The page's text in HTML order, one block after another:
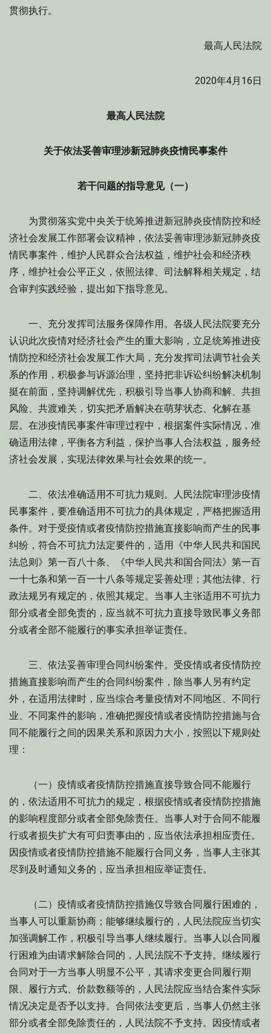
贯彻执行。
最高人民法院
2020年4月16日
最高人民法院
关于依法妥善审理涉新冠肺炎疫情民事案件
若干问题的指导意见（一）
为贯彻落实党中央关于统筹推进新冠肺炎疫情防控和经
济社会发展工作部署会议精神，依法妥善审理涉新冠肺炎疫
情民事案件，维护人民群众合法权益，维护社会和经济秩
序，维护社会公平正义，依照法律、司法解释相关规定，结
合审判实践经验，提出如下指导意见。
一、充分发挥司法服务保障作用。各级人民法院要充分
认识此次疫情对经济社会产生的重大影响，立足统筹推进疫
情防控和经济社会发展工作大局，充分发挥司法调节社会关
系的作用，积极参与诉源治理，坚持把非诉讼纠纷解决机制
挺在前面，坚持调解优先，积极引导当事人协商和解、共担
风险、共渡难关，切实把矛盾解决在萌芽状态、化解在基
层。在涉疫情民事案件审理过程中，根据案件实际情况，准
确适用法律，平衡各方利益，保护当事人合法权益，服务经
济社会发展，实现法律效果与社会效果的统一。
二、依法准确适用不可抗力规则。人民法院审理涉疫情
民事案件，要准确适用不可抗力的具体规定，严格把握适用
条件。对于受疫情或者疫情防控措施直接影响而产生的民事
纠纷，符合不可抗力法定要件的，适用《中华人民共和国民
法总则》第一百八十条、《中华人民共和国合同法》第一百
一十七条和第一百一十八条等规定妥善处理；其他法律、行
政法规另有规定的，依照其规定。当事人主张适用不可抗力
部分或者全部免责的，应当就不可抗力直接导致民事义务部
分或者全部不能履行的事实承担举证责任。
三、依法妥善审理合同纠纷案件。受疫情或者疫情防控
措施直接影响而产生的合同纠纷案件，除当事人另有约定
外，在适用法律时，应当综合考量疫情对不同地区、不同行
业、不同案件的影响，准确把握疫情或者疫情防控措施与合
同不能履行之间的因果关系和原因力大小，按照以下规则处
理：
（一）疫情或者疫情防控措施直接导致合同不能履行
的，依法适用不可抗力的规定，根据疫情或者疫情防控措施
的影响程度部分或者全部免除责任。当事人对于合同不能履
行或者损失扩大有可归责事由的，应当依法承担相应责任。
因疫情或者疫情防控措施不能履行合同义务，当事人主张其
尽到及时通知义务的，应当承担相应举证责任。
（二）疫情或者疫情防控措施仅导致合同履行困难的，
当事人可以重新协商；能够继续履行的，人民法院应当切实
加强调解工作，积极引导当事人继续履行。当事人以合同履
行困难为由请求解除合同的，人民法院不予支持。继续履行
合同对于一方当事人明显不公平，其请求变更合同履行期
限、履行方式、价款数额等的，人民法院应当结合案件实际
情况决定是否予以支持。合同依法变更后，当事人仍然主张
部分或者全部免除责任的，人民法院不予支持。因疫情或者